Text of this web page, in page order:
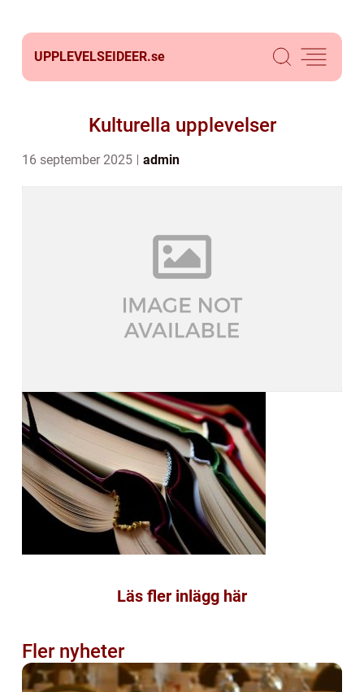
UPPLEVELSEIDEER.se
Kulturella upplevelser
16 september 2025 admin
Läs fler inlägg här
Fler nyheter